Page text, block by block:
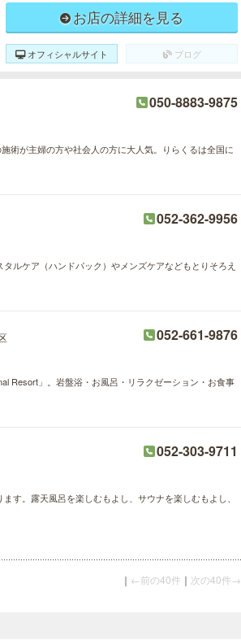
お店の詳細を見る
オフィシャルサイト ブログ
050-8883-9875
術が主婦の方や社会人の方に大人気。りらくるは全国に
052-362-9956
ルケア（ハンドパック）やメンズケアなどもとりそろえ
052-661-9876
Resort」。岩盤浴・お風呂・リラクゼーション・お食事
052-303-9711
す。露天風呂を楽しむもよし、サウナを楽しむもよし、
｜ ←前の40件 ｜ 次の40件→